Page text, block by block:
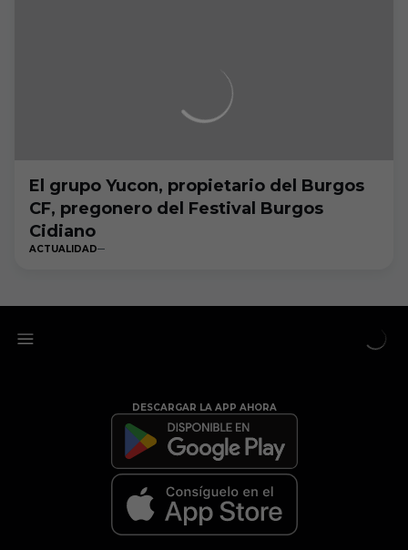
El grupo Yucon, propietario del Burgos
CF, pregonero del Festival Burgos
Cidiano
ACTUALIDAD
DESCARGAR LA APP AHORA